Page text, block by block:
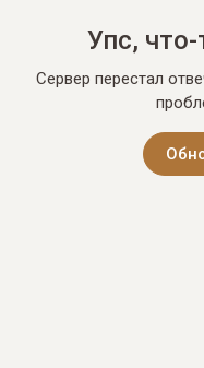
Упс,
Сервер перестал